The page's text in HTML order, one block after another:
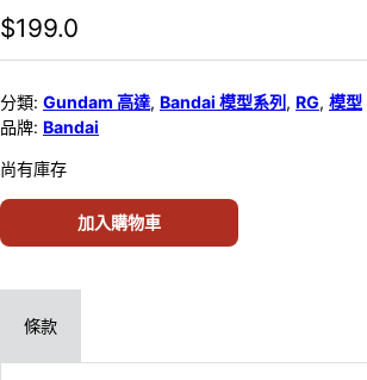
$199.0
分類: Gundam 高達, Bandai 模型系列 , RG, 模型
品牌: Bandai
尚有庫存
加入購物車
條款